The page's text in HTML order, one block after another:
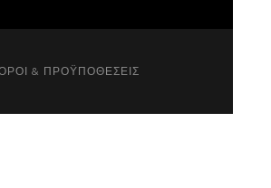
& ΠΡΟΫΠΟΘΈΣΕΙΣ